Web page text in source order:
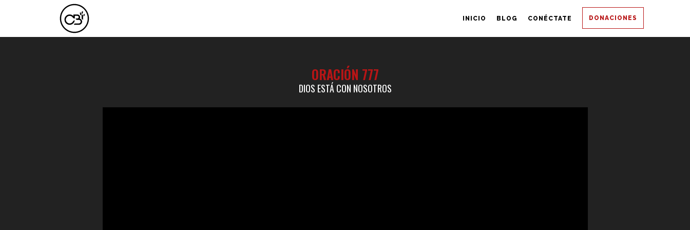
INICIO BLOG CONÉCTATE DONACIONES
ORACIÓN 777
DIOS ESTÁ CON NOSOTROS